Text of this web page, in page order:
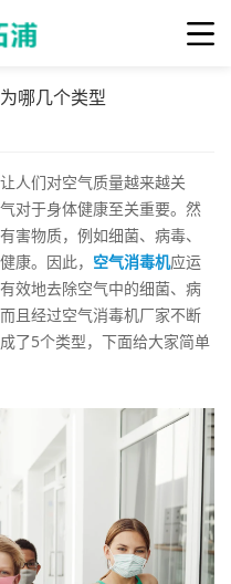
哪几个类型
人们对空气质量越来越关
对于身体健康至关重要。然
害物质，例如细菌、病毒、
康。因此， 空气消毒机应运
效地去除空气中的细菌、病
且经过空气消毒机厂家不断
了5个类型，下面给大家简单